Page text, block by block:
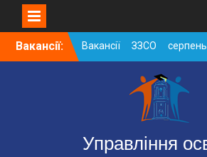
SkipВакансії:
Вакансії ЗЗСО серпень
2026
Вакансії ЗЗСО червень
Вакансії у ЗДО та
дошкільних підрозділах
ЗЗСО станом на
01.08.2026 р.
Управління